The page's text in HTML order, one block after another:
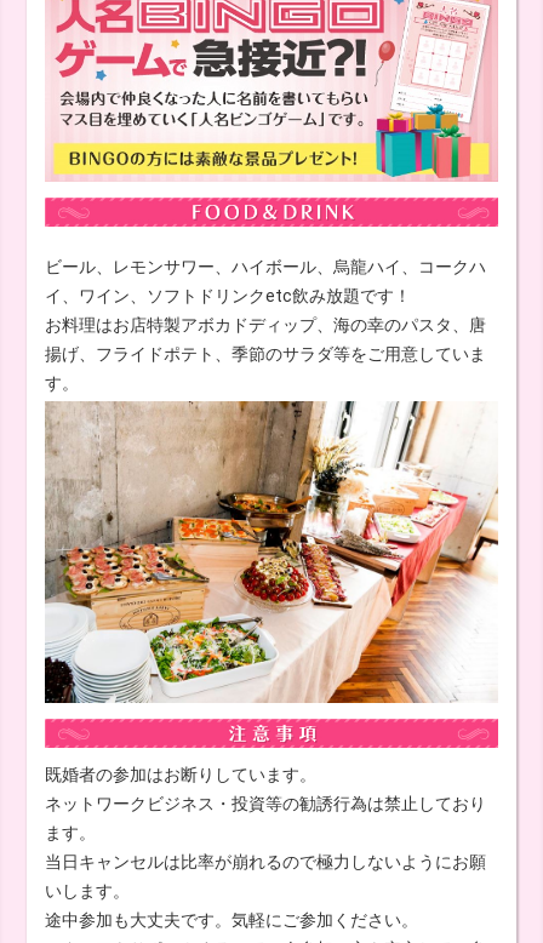
ビール、レモンサワー、ハイボール、烏龍ハイ、コークハ
イ、ワイン、ソフトドリンクetc飲み放題です！
お料理はお店特製アボカドディップ、海の幸のパスタ、唐
揚げ、フライドポテト、季節のサラダ等をご用意していま
す。
既婚者の参加はお断りしています。
ネットワークビジネス・投資等の勧誘行為は禁止しており
ます。
当日キャンセルは比率が崩れるので極力しないようにお願
いします。
途中参加も大丈夫です。気軽にご参加ください。